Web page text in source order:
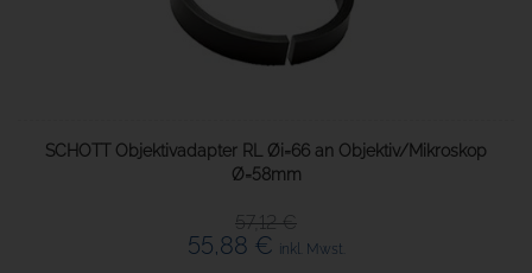
SCHOTT Objektivadapter RL Øi=66 an Objektiv/Mikroskop
Ø=58mm
57,12 €
55,88 € inkl. Mwst.